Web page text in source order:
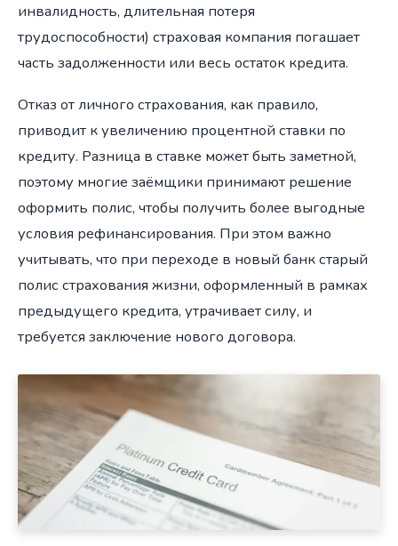
инвалидность, длительная потеря
трудоспособности) страховая компания погашает
часть задолженности или весь остаток кредита.
Отказ от личного страхования, как правило,
приводит к увеличению процентной ставки по
кредиту. Разница в ставке может быть заметной,
поэтому многие заёмщики принимают решение
оформить полис, чтобы получить более выгодные
условия рефинансирования. При этом важно
учитывать, что при переходе в новый банк старый
полис страхования жизни, оформленный в рамках
предыдущего кредита, утрачивает силу, и
требуется заключение нового договора.